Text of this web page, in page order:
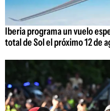
Iberia programa un vuelo
total de Sol el próximo 12 de